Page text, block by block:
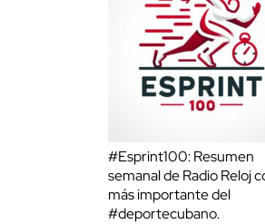
#Esprint100: Resumen
semanal de Radio Reloj
más importante del
#deportecubano.